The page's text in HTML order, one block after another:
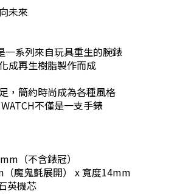
未來
一系列來自玩具重生的腕錶
成再生樹脂製作而成
，簡約時尚成為各種風格
不僅是一支手錶
（不含錶冠）
魔鬼氈展開） x 寬度14mm
英機芯